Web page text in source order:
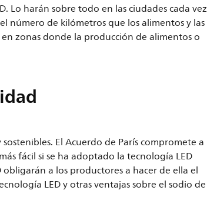
Lo harán sobre todo en las ciudades cada vez
número de kilómetros que los alimentos y las
zonas donde la producción de alimentos o
El Acuerdo de París compromete a
fácil si se ha adoptado la tecnología LED
a los productores a hacer de ella el
LED y otras ventajas sobre el sodio de